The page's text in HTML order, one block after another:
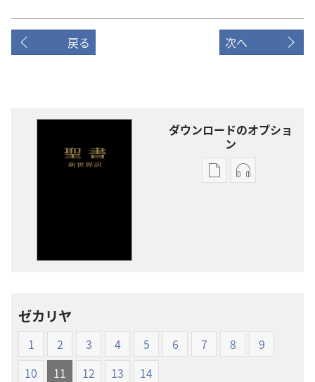
戻る 次へ
ダウンロードのオプショ
ン
出
オ
プ
オー
オ
プ
ゼカリヤ
1 2 3 4 5 6 7 8
9
10
11 12 13 14